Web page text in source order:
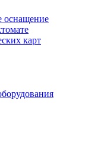
оснащение
карт